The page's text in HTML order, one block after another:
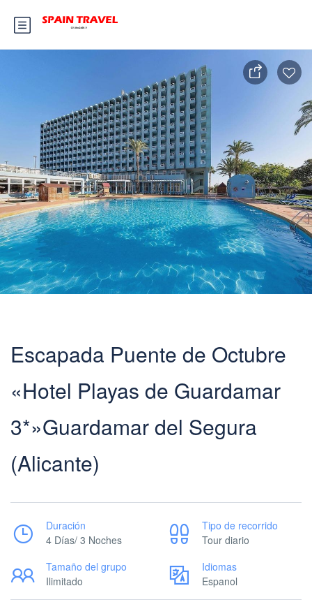
Escapada Puente de Octubre
«Hotel Playas de Guardamar
3*»Guardamar del Segura
(Alicante)
Duración
4 Días/ 3 Noches
Tipo de recorrido
Tour diario
Tamaño del grupo
Ilimitado
Idiomas
Espanol